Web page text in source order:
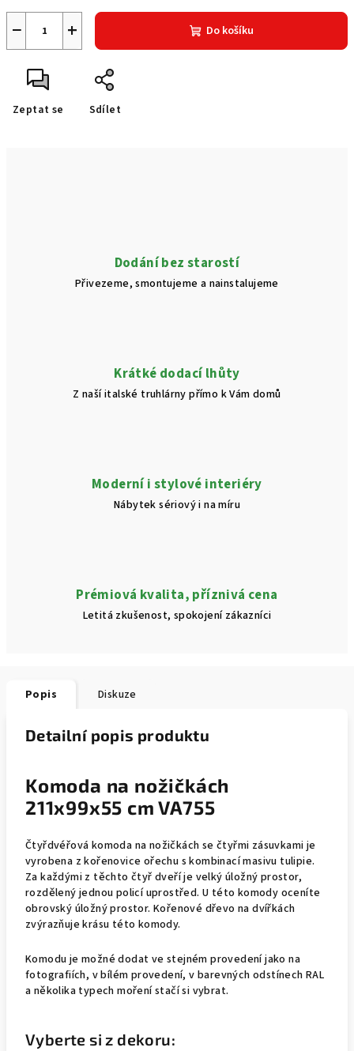
+
− Do košíku
Zeptat se Sdílet
Dodání bez starostí
Přivezeme, smontujeme a nainstalujeme
Krátké dodací lhůty
Z naší italské truhlárny přímo k Vám domů
Moderní i stylové interiéry
Nábytek sériový i na míru
Prémiová kvalita, příznivá cena
Letitá zkušenost, spokojení zákazníci
Popis Diskuze
Detailní popis produktu
Komoda na nožičkách
211x99x55 cm VA755
Čtyřdvéřová komoda na nožičkách se čtyřmi zásuvkami je
vyrobena z kořenovice ořechu s kombinací masivu tulipie.
Za každými z těchto čtyř dveří je velký úložný prostor,
rozdělený jednou policí uprostřed. U této komody oceníte
obrovský úložný prostor. Kořenové dřevo na dvířkách
zvýrazňuje krásu této komody.
Komoduje možné dodat ve stejném provedení jako na
fotografiích, v bílém provedení, v barevných odstínech RAL
a několika typech moření stačí si vybrat.
Vyberte si z dekoru: